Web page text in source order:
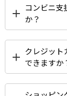
コンビニ
か？
クレジット
できますか